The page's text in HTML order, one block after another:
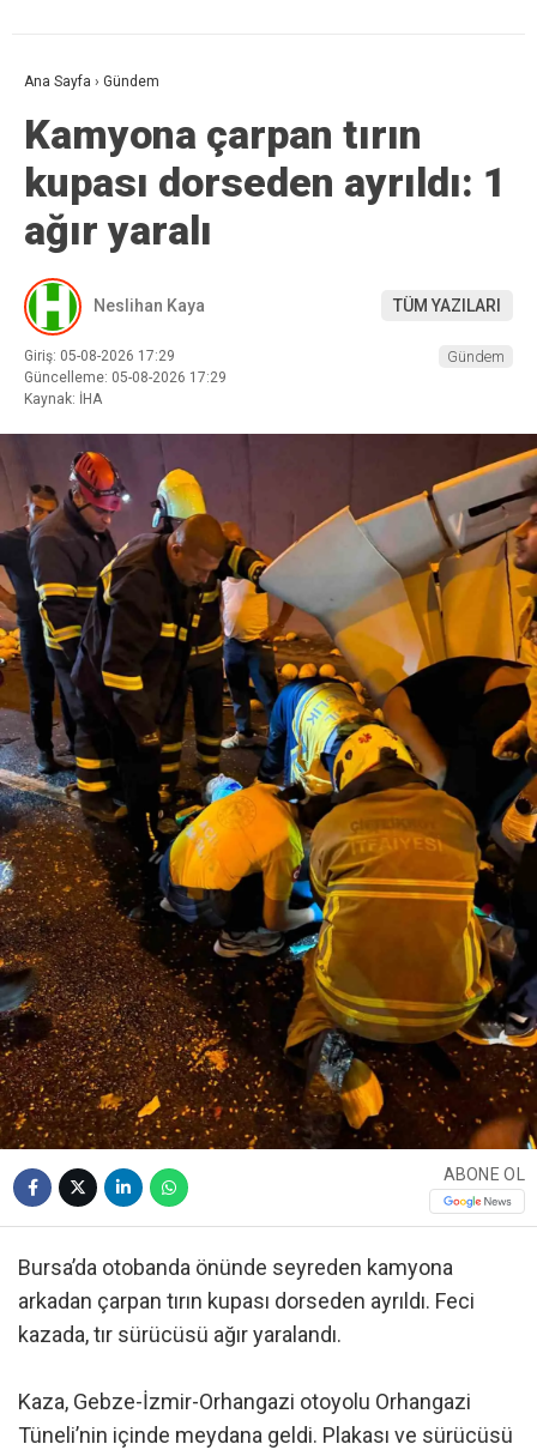
Ana Sayfa › Gündem
Kamyona çarpan tırın
kupası dorseden ayrıldı: 1
ağır yaralı
Neslihan Kaya TÜM YAZILARI
Giriş: 05-08-2026 17:29
Güncelleme: 05-08-2026 17:29
Kaynak: İHA
Gündem
ABONE OL
Bursa’da otobanda önünde seyreden kamyona
arkadan çarpan tırın kupası dorseden ayrıldı. Feci
kazada, tır sürücüsü ağır yaralandı.
Kaza, Gebze-İzmir-Orhangazi otoyolu Orhangazi
Tüneli’nin içinde meydana geldi. Plakası ve sürücüsü